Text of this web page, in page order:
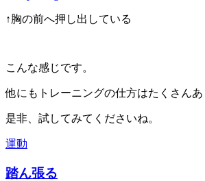
↑胸の前へ押し出している
こんな感じです。
他にもトレーニングの仕方はたくさんあ
是非、試してみてくださいね。
運動
踏ん張る